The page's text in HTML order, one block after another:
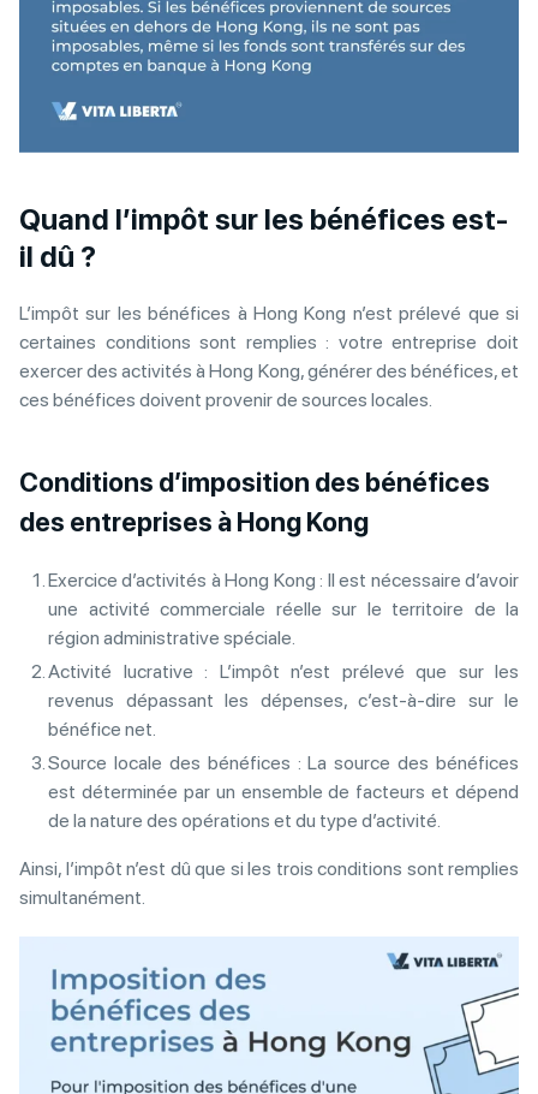
Quand l’impôt sur les bénéfices est-
il dû ?
L’impôt sur les bénéfices à Hong Kong n’est prélevé que si
certaines conditions sont remplies : votre entreprise doit
exercer des activités à Hong Kong, générer des bénéfices, et
ces bénéfices doivent provenir de sources locales.
Conditions d’imposition des bénéfices
des entreprises à Hong Kong
Exercice d’activités à Hong Kong : Il est nécessaire d’avoir
une activité commerciale réelle sur le territoire de la
région administrative spéciale.
Activité lucrative : L’impôt n’est prélevé que sur les
revenus dépassant les dépenses, c’est-à-dire sur le
bénéfice net.
Source locale des bénéfices : La source des bénéfices
est déterminée par un ensemble de facteurs et dépend
de la nature des opérations et du type d’activité.
Ainsi, l’impôt n’est dû que si les trois conditions sont remplies
simultanément.